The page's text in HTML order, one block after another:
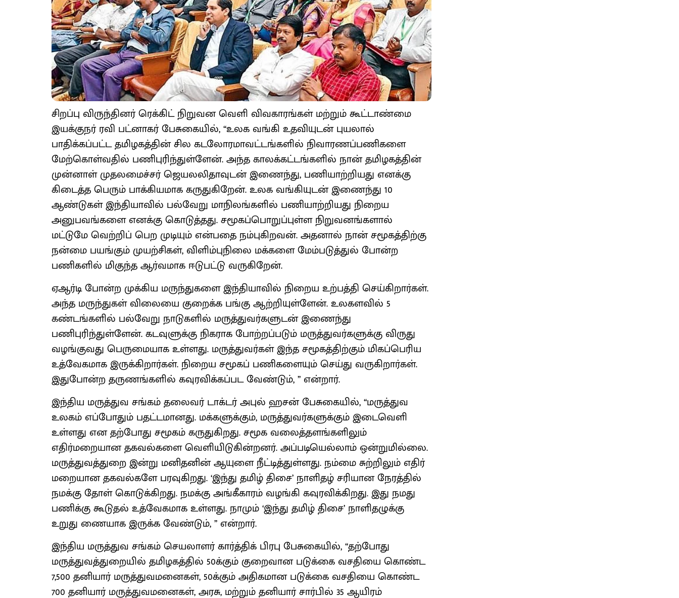
சிறப்பு விருந்தினர் ரெக்கிட் நிறுவன வெளி விவகாரங்கள் மற்றும் கூட்டாண்மை
இயக்குநர் ரவி பட்னாகர் பேசுகையில், ‘‘உலக வங்கி உதவியுடன் புயலால்
பாதிக்கப்பட்ட தமிழகத்தின் சில கடலோரமாவட்டங்களில் நிவாரணப்பணிகளை
மேற்கொள்வதில் பணிபுரிந்துள்ளேன். அந்த காலக்கட்டங்களில் நான் தமிழகத்தின்
முன்னாள் முதலமைச்சர் ஜெயலலிதாவுடன் இணைந்து, பணியாற்றியது எனக்கு
கிடைத்த பெரும் பாக்கியமாக கருதுகிறேன். உலக வங்கியுடன் இணைந்து 10
ஆண்டுகள் இந்தியாவில் பல்வேறு மாநிலங்களில் பணியாற்றியது நிறைய
அனுபவங்களை எனக்கு கொடுத்தது. சமூகப்பொறுப்புள்ள நிறுவனங்களால்
மட்டுமே வெற்றிப் பெற முடியும் என்பதை நம்புகிறவன். அதனால் நான் சமூகத்திற்கு
நன்மை பயங்கும் முயற்சிகள், விளிம்புநிலை மக்களை மேம்படுத்துல் போன்ற
பணிகளில் மிகுந்த ஆர்வமாக ஈடுபட்டு வருகிறேன்.
ஏஆர்டி போன்ற முக்கிய மருந்துகளை இந்தியாவில் நிறைய உற்பத்தி செய்கிறார்கள்.
அந்த மருந்துகள் விலையை குறைக்க பங்கு ஆற்றியுள்ளேன். உலகளவில் 5
கண்டங்களில் பல்வேறு நாடுகளில் மருத்துவர்களுடன் இணைந்து
பணிபுரிந்துள்ளேன். கடவுளுக்கு நிகராக போற்றப்படும் மருத்துவர்களுக்கு விருது
வழங்குவது பெருமையாக உள்ளது. மருத்துவர்கள் இந்த சமூகத்திற்கும் மிகப்பெரிய
உத்வேகமாக இருக்கிறார்கள். நிறைய சமூகப் பணிகளையும் செய்து வருகிறார்கள்.
இதுபோன்ற தருணங்களில் கவுரவிக்கப்பட வேண்டும், ’’ என்றார்.
இந்திய மருத்துவ சங்கம் தலைவர் டாக்டர் அபுல் ஹசன் பேசுகையில், ‘‘மருத்துவ
உலகம் எப்போதும் பதட்டமானது. மக்களுக்கும், மருத்துவர்களுக்கும் இடைவெளி
உள்ளது என தற்போது சமூகம் கருதுகிறது. சமூக வலைத்தளங்களிலும்
எதிர்மறையான தகவல்களை வெளியிடுகின்றனர். அப்படியெல்லாம் ஒன்றுமில்லை.
மருத்துவத்துறை இன்று மனிதனின் ஆயுளை நீட்டித்துள்ளது. நம்மை சுற்றிலும் எதிர்
மறையான தகவல்களே பரவுகிறது. ‘இந்து தமிழ் திசை’ நாளிதழ் சரியான நேரத்தில்
நமக்கு தோள் கொடுக்கிறது. நமக்கு அங்கீகாரம் வழங்கி கவுரவிக்கிறது. இது நமது
பணிக்கு கூடுதல் உத்வேகமாக உள்ளது. நாமும் ‘இந்து தமிழ் திசை’ நாளிதழுக்கு
உறுது ணையாக இருக்க வேண்டும், ’’ என்றார்.
இந்திய மருத்துவ சங்கம் செயலாளர் கார்த்திக் பிரபு பேசுகையில், ‘‘தற்போது
மருத்துவத்துறையில் தமிழகத்தில் 50க்கும் குறைவான படுக்கை வசதியை கொண்ட
7,500 தனியார் மருத்துவமனைகள், 50க்கும் அதிகமான படுக்கை வசதியை கொண்ட
700 தனியார் மருத்துவமனைகள், அரசு, மற்றும் தனியார் சார்பில் 35 ஆயிரம்